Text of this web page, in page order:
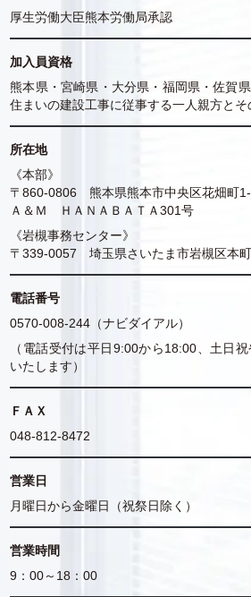
厚生労働大臣熊本労働局承認
加入員資格
熊本県・宮崎県・大分県・福岡県・佐賀
住まいの建設工事に従事する一人親方と
所在地
《本部》
〒860-0806 熊本県熊本市中央区花畑町
Ａ＆Ｍ ＨＡＮＡＢＡＴＡ301号
《岩槻事務センター》
〒339-0057 埼玉県さいたま市岩槻区本
電話番号
0570-008-244（ナビダイアル）
（電話受付は平日9:00から18:00、土日
いたします）
ＦＡＸ
048-812-8472
営業日
月曜日から金曜日（祝祭日除く）
営業時間
9：00～18：00